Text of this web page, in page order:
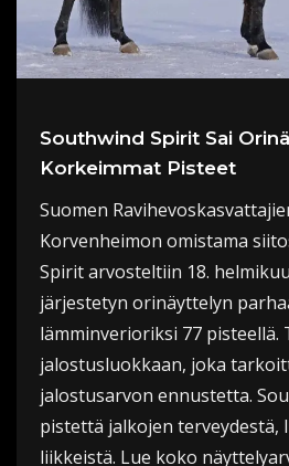
Southwind Spirit Sai
Korkeimmat Pisteet
Suomen
Korvenheimon omistama
Spirit arvosteltiin 18.
järjestetyn orinäyttelyn
lämminverioriksi 77 pisteellä.
jalostusluokkaan, joka
jalostusarvon ennustetta.
pistettä jalkojen terveydestä,
liikkeistä. Lue koko